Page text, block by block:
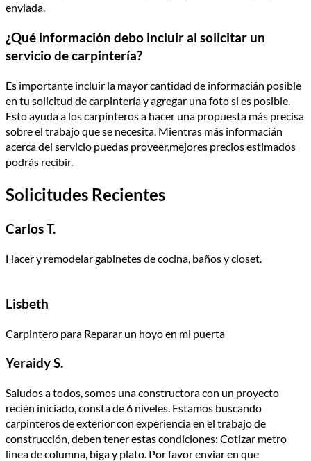
enviada.
¿Qué información debo incluir al solicitar un
servicio de carpintería?
Es importante incluir la mayor cantidad de informacián posible
en tu solicitud de carpintería y agregar una foto si es posible.
Esto ayuda a los carpinteros a hacer una propuesta más precisa
sobre el trabajo que se necesita. Mientras más informacián
acerca del servicio puedas proveer,mejores precios estimados
podrás recibir.
Solicitudes Recientes
Carlos T.
Hacer y remodelar gabinetes de cocina, baños y closet.
Lisbeth
Carpintero para Reparar un hoyo en mi puerta
Yeraidy S.
Saludos a todos, somos una constructora con un proyecto
recién iniciado, consta de 6 niveles. Estamos buscando
carpinteros de exterior con experiencia en el trabajo de
construcción, deben tener estas condiciones: Cotizar metro
linea de columna, biga y plato. Por favor enviar en que